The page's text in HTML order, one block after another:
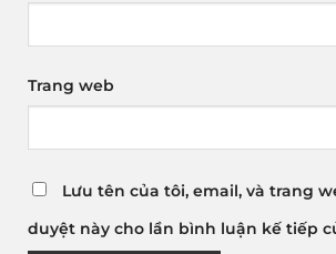
Trang web
Lưu tên của tôi, email, và trang
duyệt này cho lần bình luận kế tiếp